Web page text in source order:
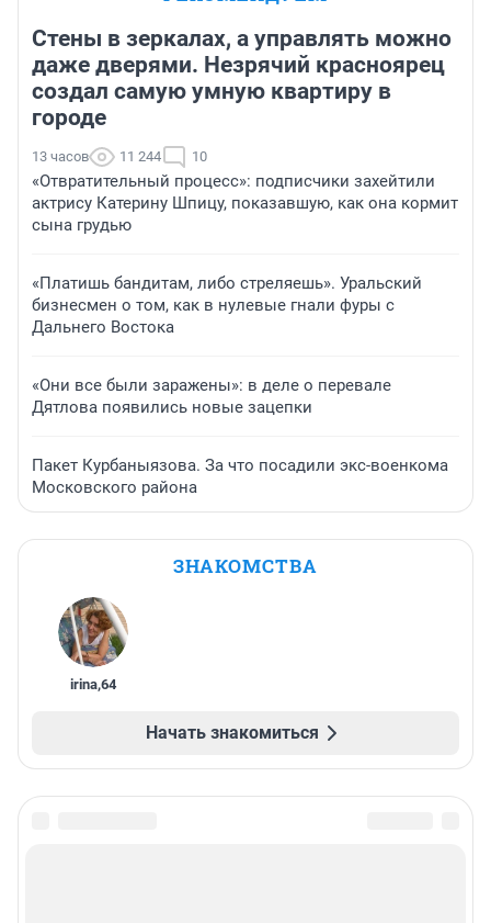
Стены в зеркалах, а управлять можно
даже дверями. Незрячий красноярец
создал самую умную квартиру в
городе
13 часов 11 244 10
«Отвратительный процесс»: подписчики захейтили
актрису Катерину Шпицу, показавшую, как она кормит
сына грудью
«Платишь бандитам, либо стреляешь». Уральский
бизнесмен о том, как в нулевые гнали фуры с
Дальнего Востока
«Они все были заражены»: в деле о перевале
Дятлова появились новые зацепки
Пакет Курбаныязова. За что посадили экс-военкома
Московского района
ЗНАКОМСТВА
irina,64
Начать знакомиться